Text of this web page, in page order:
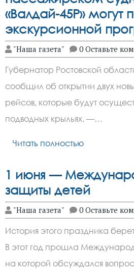
«Валдай-45Р» могут
экскурсионной
"Наша газета" 0 Оставьте
Губернатор Ростовской
сообщил об открытии двух
рейсов, которые будут
подводных крыльях. —…
Читать полностью
1 июня —
защиты детей
"Наша газета" 0 Оставьте
История этого праздника
В этот год прошла
на которой обсуждался